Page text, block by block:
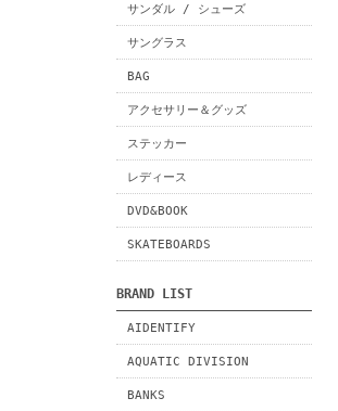
サンダル / シューズ
サングラス
BAG
アクセサリー＆グッズ
ステッカー
レディース
DVD&BOOK
SKATEBOARDS
BRAND LIST
AIDENTIFY
AQUATIC DIVISION
BANKS